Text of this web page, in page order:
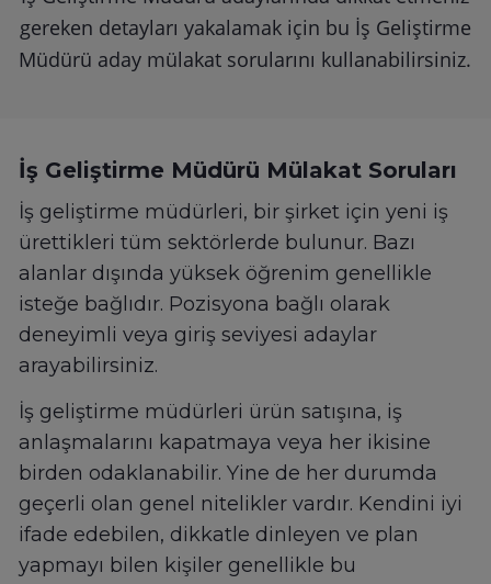
gereken detayları yakalamak için bu İş Geliştirme
Müdürü aday mülakat sorularını kullanabilirsiniz.
İş Geliştirme Müdürü Mülakat Soruları
İş geliştirme müdürleri, bir şirket için yeni iş
ürettikleri tüm sektörlerde bulunur. Bazı
alanlar dışında yüksek öğrenim genellikle
isteğe bağlıdır. Pozisyona bağlı olarak
deneyimli veya giriş seviyesi adaylar
arayabilirsiniz.
İş geliştirme müdürleri ürün satışına, iş
anlaşmalarını kapatmaya veya her ikisine
birden odaklanabilir. Yine de her durumda
geçerli olan genel nitelikler vardır. Kendini iyi
ifade edebilen, dikkatle dinleyen ve plan
yapmayı bilen kişiler genellikle bu